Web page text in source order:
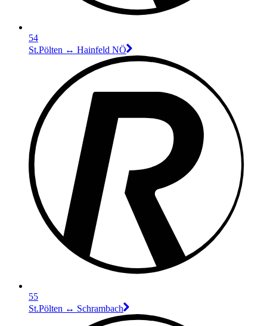
54
St.Pölten ↔︎ Hainfeld NÖ
55
St.Pölten ↔︎ Schrambach